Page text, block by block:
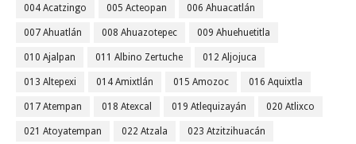
004 Acatzingo 005 Acteopan 006 Ahuacatlán
007 Ahuatlán 008 Ahuazotepec 009 Ahuehuetitla
010 Ajalpan 011 Albino Zertuche 012 Aljojuca
013 Altepexi 014 Amixtlán 015 Amozoc 016 Aquixtla
017 Atempan 018 Atexcal 019 Atlequizayán 020 Atlixco
021 Atoyatempan 022 Atzala 023 Atzitzihuacán